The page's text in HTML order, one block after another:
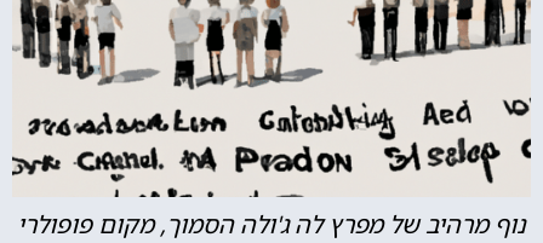
נוף מרהיב של מפרץ לה ג'ולה הסמוך, מקום פופולרי